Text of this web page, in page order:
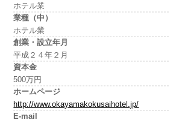
ホテル業
業種（中）
ホテル業
創業・設立年月
平成２４年２月
資本金
500万円
ホームページ
http://www.okayamakokusaihotel.jp/
E-mail